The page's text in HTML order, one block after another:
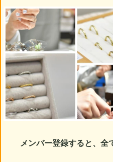
メンバー登録すると、全